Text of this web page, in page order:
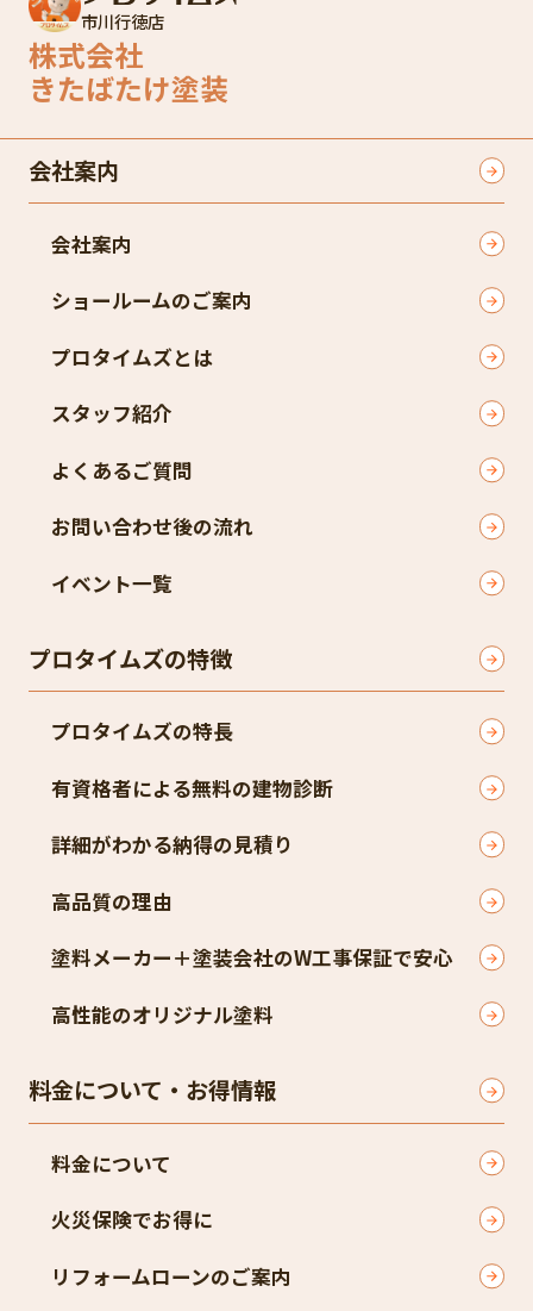
市川行徳店
株式会社
きたばたけ塗装
会社案内
会社案内
ショールームのご案内
プロタイムズとは
スタッフ紹介
よくあるご質問
お問い合わせ後の流れ
イベント一覧
プロタイムズの特徴
プロタイムズの特長
有資格者による無料の建物診断
詳細がわかる納得の見積り
高品質の理由
塗料メーカー＋塗装会社のW工事保証で安心
高性能のオリジナル塗料
料金について・お得情報
料金について
火災保険でお得に
リフォームローンのご案内